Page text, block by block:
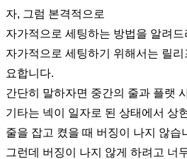
자, 그럼 본격적으로
자가적으로 세팅하는 방법을 알려드
자가적으로 세팅하기 위해서는 릴
요합니다.
간단히 말하자면 중간의 줄과 플랫
기타는 넥이 일자로 된 상태에서 상
줄을 잡고 켰을 때 버징이 나지 않습
그런데 버징이 나지 않게 하려고 너